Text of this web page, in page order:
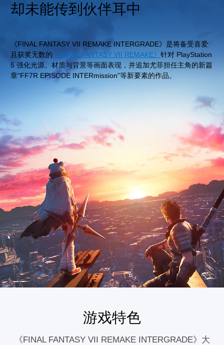
却未能传到伙伴耳中
《FINAL FANTASY VII REMAKE INTERGRADE》是将备受喜爱
且获奖无数的 《FINAL FANTASY VII REMAKE》 针对 PlayStation
5 强化光源、材质与背景等画面表现，并追加尤菲担任主角的新篇
章“FF7R EPISODE INTERmission”等新要素的作品。
游戏特色
《FINAL FANTASY VII REMAKE INTERGRADE》大